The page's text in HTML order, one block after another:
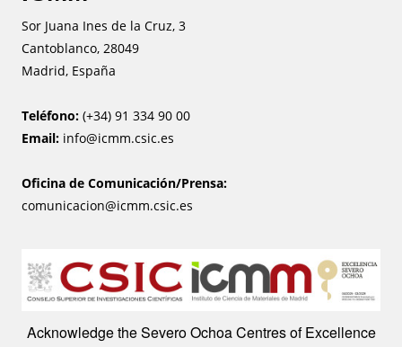
Sor Juana Ines de la Cruz, 3
Cantoblanco, 28049
Madrid, España
Teléfono: (+34) 91 334 90 00
Email: info@icmm.csic.es
Oficina de Comunicación/Prensa:
comunicacion@icmm.csic.es
Image
Acknowledge the Severo Ochoa Centres of Excellence